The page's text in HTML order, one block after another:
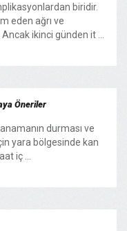
biridir.
eden ağrı ve
ikinci günden it ...
Öneriler
durması ve
yara bölgesinde kan
iç ...